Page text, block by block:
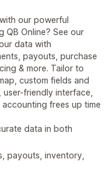
our powerful
QB Online? See our
data with
payouts, purchase
& more. Tailor to
custom fields and
friendly interface,
frees up time
data in both
payouts, inventory,